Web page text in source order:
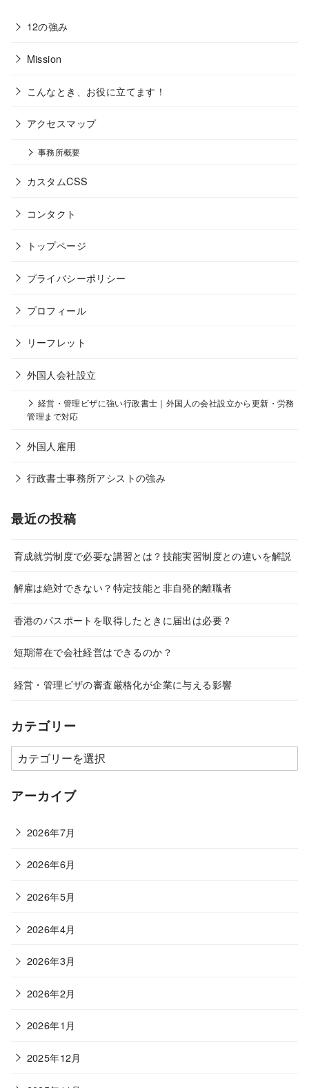
12の強み
Mission
こんなとき、お役に立てます！
アクセスマップ
事務所概要
カスタムCSS
コンタクト
トップページ
プライバシーポリシー
プロフィール
リーフレット
外国人会社設立
経営・管理ビザに強い行政書士｜外国人の会社設立から更新・労務
管理まで対応
外国人雇用
行政書士事務所アシストの強み
最近の投稿
育成就労制度で必要な講習とは？技能実習制度との違いを解説
解雇は絶対できない？特定技能と非自発的離職者
香港のパスポートを取得したときに届出は必要？
短期滞在で会社経営はできるのか？
経営・管理ビザの審査厳格化が企業に与える影響
カテゴリー
カ
テ
ゴ
ー
アーカイブ
2026年7月
2026年6月
2026年5月
2026年4月
2026年3月
2026年2月
2026年1月
2025年12月